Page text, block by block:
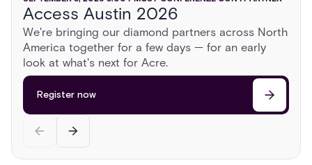
Access Austin 2026
We're bringing our diamond partners across North
America together for a few days — for an early
look at what's next for Acre.
Register now
AUGUST 13, 2026 2:00 PM CST CONFERENZE CON I PARTNER
Sonoma Roadshow
Head to Sonoma for a day behind the wheel of
exotic cars, a race on a private airstrip, and
discussions on the cutting edge of security.
ISC East 2026
Register now
GSX 2026
Register now